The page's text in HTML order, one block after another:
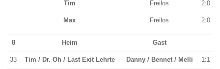
Tim Freilos 2:0
Max Freilos 2:0
8 Heim Gast
33 Tim / Dr. Oh / Last Exit Lehrte Danny / Bennet / Melli 1:1